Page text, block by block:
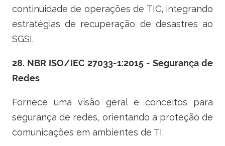
continuidade de operações de TIC, integrando
estratégias de recuperação de desastres ao
SGSI.
28. NBR ISO/IEC 27033-1:2015 - Segurança de
Redes
Fornece uma visão geral e conceitos para
segurança de redes, orientando a proteção de
comunicações em ambientes de TI.